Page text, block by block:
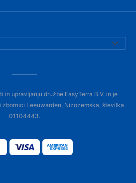
in upravljanju družbe EasyTerra B.V. in je
zbornici Leeuwarden, Nizozemska, številka
01104443.